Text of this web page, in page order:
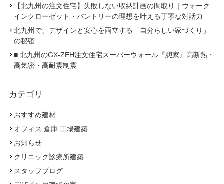
【北九州の注文住宅】失敗しない収納計画の間取り｜ウォーク
インクローゼット・パントリーの理想を叶える丁寧な対話力
北九州で、デザインと安心を両立する「自分らしい家づくり」
の秘密
■ 北九州のGX-ZEH注文住宅スーパーウォール『憩家』高断熱・
高気密・高耐震制震
カテゴリ
おすすめ建材
オフィス 倉庫 工場建築
お知らせ
クリニック診療所建築
スタッフブログ